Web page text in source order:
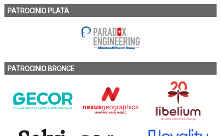
PATROCINIO PLATA
PATROCINIO BRONCE